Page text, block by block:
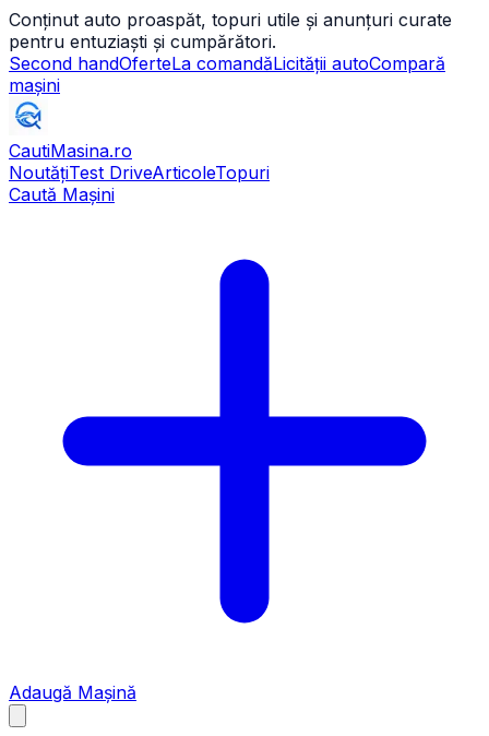
Conținut auto proaspăt, topuri utile și anunțuri curate
pentru entuziaști și cumpărători.
Second handOferteLa comandăLicității autoCompară
mașini
CautiMasina.ro
NoutățiTest DriveArticoleTopuri
Caută Mașini
Adaugă Mașină